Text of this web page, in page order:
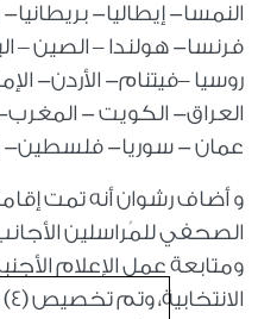
النمسا- إيطاليا-
فرنسا- هولندا – الصين –
روسيا –فيتنام- الأردن-
العراق- الكويت -
عمان - سوريا- فلسطين-
و أضاف رشوان أنه تمت
الصحفي للمُراسلين
ومتابعة عمل الإعلام